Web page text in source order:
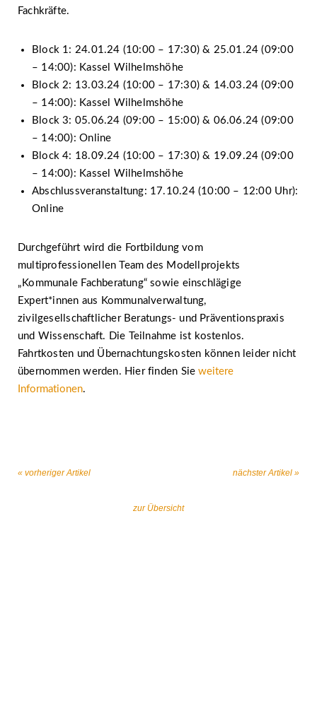
Fachkräfte.
Block 1: 24.01.24 (10:00 – 17:30) & 25.01.24 (09:00
– 14:00): Kassel Wilhelmshöhe
Block 2: 13.03.24 (10:00 – 17:30) & 14.03.24 (09:00
– 14:00): Kassel Wilhelmshöhe
Block 3: 05.06.24 (09:00 – 15:00) & 06.06.24 (09:00
– 14:00): Online
Block 4: 18.09.24 (10:00 – 17:30) & 19.09.24 (09:00
– 14:00): Kassel Wilhelmshöhe
Abschlussveranstaltung: 17.10.24 (10:00 – 12:00 Uhr):
Online
Durchgeführt wird die Fortbildung vom
multiprofessionellen Team des Modellprojekts
„Kommunale Fachberatung“ sowie einschlägige
Expert*innen aus Kommunalverwaltung,
zivilgesellschaftlicher Beratungs- und Präventionspraxis
und Wissenschaft. Die Teilnahme ist kostenlos.
Fahrtkosten und Übernachtungskosten können leider nicht
übernommen werden. Hier finden Sieweitere
Informationen.
« vorheriger Artikel
zur Übersicht
nächster Artikel »